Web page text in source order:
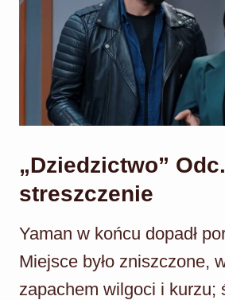
„Dziedzictwo”
streszczenie
Yaman w końcu dopadł
Miejsce było zniszczone,
zapachem wilgoci i kurzu;